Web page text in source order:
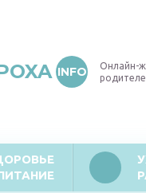
INFO
Онлайн-